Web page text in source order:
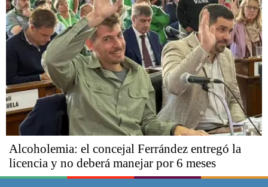
Alcoholemia: el concejal Ferrández entregó la
licencia y no deberá manejar por 6 meses